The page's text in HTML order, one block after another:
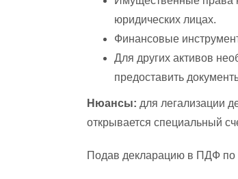
юридических лицах.
Финансовые
Для других активов
предоставить
Нюансы: для легализации
открывается специальный
Подав декларацию в ПДФ по